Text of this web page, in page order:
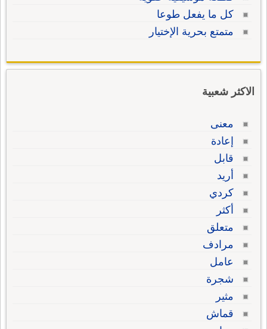
كل ما يفعل طوعا
متمتع بحرية الإختيار
الاكثر شعبية
معنى
إعادة
قابل
أريد
كردي
أكثر
متعلق
مرادف
عامل
شجرة
مثير
قماش